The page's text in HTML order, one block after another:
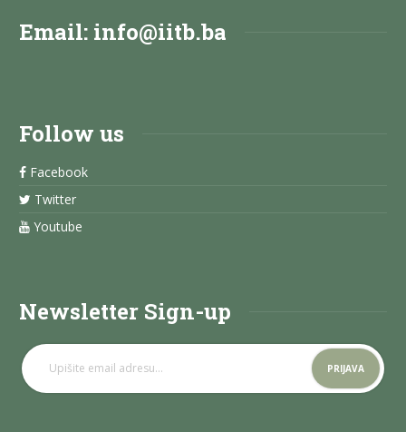
Email: info@iitb.ba
Follow us
Facebook
Twitter
Youtube
Newsletter Sign-up